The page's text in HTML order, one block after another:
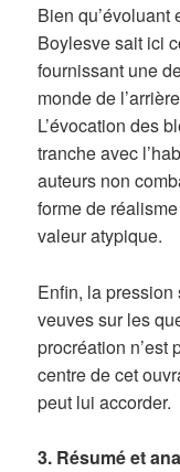
Bien qu’évoluant
Boylesve sait ici
fournissant une
monde de
L’évocation des
tranche avec
auteurs non
forme de
valeur atypique.
Enfin, la
veuves sur les
procréation n’est
centre de cet
peut lui accorder.
3. Résumé et